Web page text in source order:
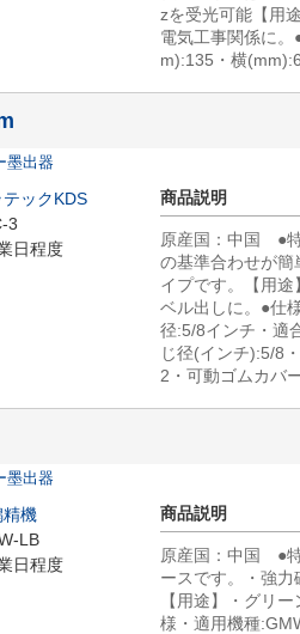
zを受光可能【用
電気工事関係に
m):135・横
墨出器
テックKDS
3
日程度
商品説明
原産国：中国 ●
の基準合わせが簡
イプです。【用
ベル出しに。●仕
径:5/8インチ・適
じ径(インチ):5/8
2・可動ゴムカバ
墨出器
精機
LB
日程度
商品説明
原産国：中国 ●
ースです。・強力
【用途】・グリ
様・適用機種